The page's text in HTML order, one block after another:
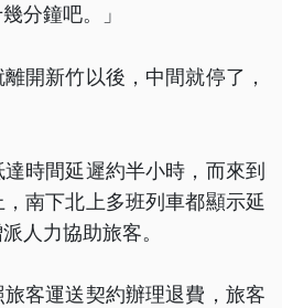
分鐘吧。」
開新竹以後，中間就停了，
時間延遲約半小時，而來到
南下北上多班列車都顯示延
人力協助旅客。
客運送契約辦理退費，旅客